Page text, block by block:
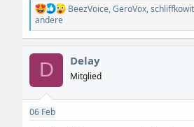
R
a
k
o
e
BeezVoice,GeroVox,
andere
D Delay
Mitglied
06 Feb